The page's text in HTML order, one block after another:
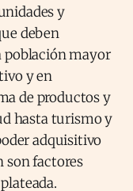
y
deben
población mayor
y en
de productos y
hasta turismo y
adquisitivo
son factores